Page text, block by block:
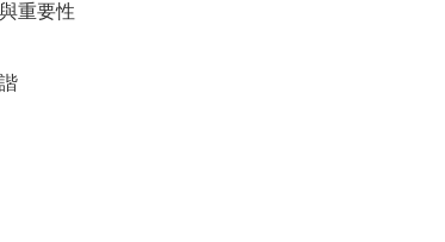
重要性